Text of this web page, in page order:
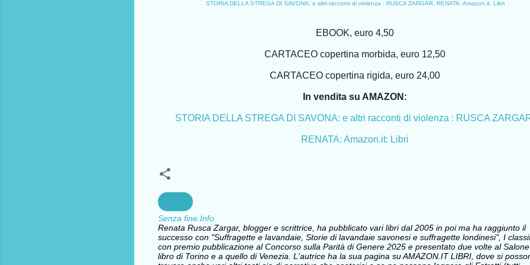
STORIA DELLA STREGA DI SAVONA: e altri racconti di violenza : RUSCA ZARGAR, RENATA: Amazon.it: Libri
EBOOK, euro 4,50
CARTACEO copertina morbida, euro 12,50
CARTACEO copertina rigida, euro 24,00
In vendita su AMAZON:
STORIA DELLA STREGA DI SAVONA: e altri racconti di violenza : RUSCA
RENATA: Amazon.it: Libri
Senza fine.Info
Renata Rusca Zargar, blogger e scrittrice, ha pubblicato vari libri dal 2005 in poi ma ha raggiunto il
successo con "Suffragette e lavandaie, Storie di lavandaie savonesi e suffragette londinesi", I
con premio pubblicazione al Concorso sulla Parità di Genere 2025 e presentato due volte al
libro di Torino e a quello di Venezia. L'autrice ha la sua pagina su AMAZON.IT LIBRI, dove si